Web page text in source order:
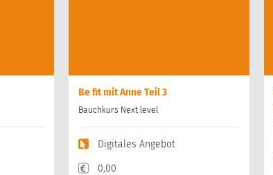
Be fit mit Anne Teil 3
Bauchkurs Next level
Digitales Angebot
0,00